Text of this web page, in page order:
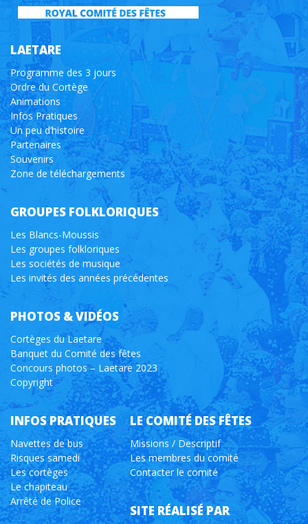
LAETARE
Programme des 3 jours
Ordre du Cortège
Animations
Infos Pratiques
Un peu d’histoire
Partenaires
Souvenirs
Zone de téléchargements
GROUPES FOLKLORIQUES
Les Blancs-Moussis
Les groupes folkloriques
Les sociétés de musique
Les invités des années précédentes
PHOTOS & VIDÉOS
Cortèges du Laetare
Banquet du Comité des fêtes
Concours photos – Laetare 2023
Copyright
INFOS PRATIQUES
Navettes de bus
Risques samedi
Les cortèges
Le chapiteau
Arrêté de Police
LE COMITÉ DES FÊTES
Missions / Descriptif
Les membres du comité
Contacter le comité
SITE RÉALISÉ PAR